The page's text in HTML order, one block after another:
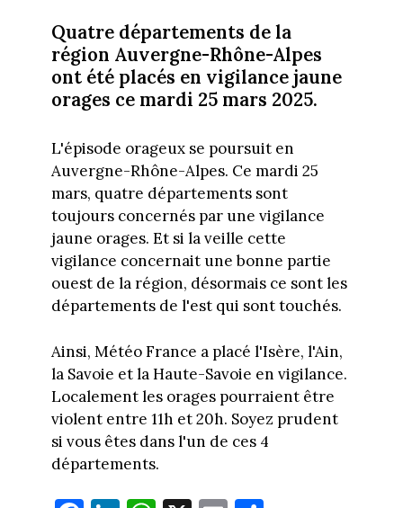
Quatre départements de la
région Auvergne-Rhône-Alpes
ont été placés en vigilance jaune
orages ce mardi 25 mars 2025.
L'épisode orageux se poursuit en
Auvergne-Rhône-Alpes. Ce mardi 25
mars, quatre départements sont
toujours concernés par une vigilance
jaune orages. Et si la veille cette
vigilance concernait une bonne partie
ouest de la région, désormais ce sont les
départements de l'est qui sont touchés.
Ainsi, Météo France a placé l'Isère, l'Ain,
la Savoie et la Haute-Savoie en vigilance.
Localement les orages pourraient être
violent entre 11h et 20h. Soyez prudent
si vous êtes dans l'un de ces 4
départements.